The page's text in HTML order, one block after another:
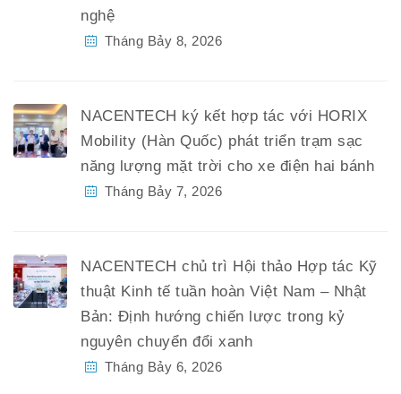
nghệ
Tháng Bảy 8, 2026
NACENTECH ký kết hợp tác với HORIX
Mobility (Hàn Quốc) phát triển trạm sạc
năng lượng mặt trời cho xe điện hai bánh
Tháng Bảy 7, 2026
NACENTECH chủ trì Hội thảo Hợp tác Kỹ
thuật Kinh tế tuần hoàn Việt Nam – Nhật
Bản: Định hướng chiến lược trong kỷ
nguyên chuyển đổi xanh
Tháng Bảy 6, 2026